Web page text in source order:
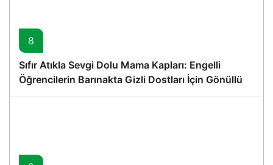
8
Sıfır Atıkla Sevgi Dolu Mama Kapları: Engelli
Öğrencilerin Barınakta Gizli Dostları İçin Gönüllü
Proje